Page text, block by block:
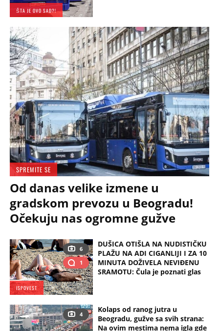
ŠTA JE OVO SAD?!
6
1
ISPOVEST
DUŠICA OTIŠLA NA NUDISTIČKU
PLAŽU NA ADI CIGANLIJI I ZA 10
MINUTA DOŽIVELA NEVIĐENU
SRAMOTU: Čula je poznati glas
4
Kolaps od ranog jutra u
Beogradu, gužve sa svih strana:
Na ovim mestima nema igla gde
SPREMITE SE
Od danas velike izmene u
gradskom prevozu u Beogradu!
Očekuju nas ogromne gužve